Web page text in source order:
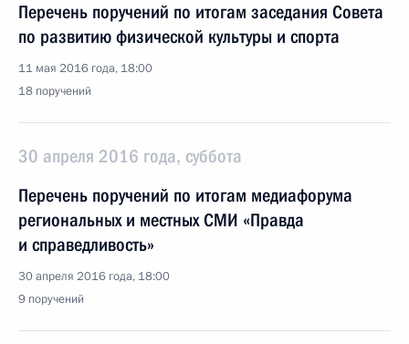
Перечень поручений по итогам заседания Совета
по развитию физической культуры и спорта
11 мая 2016 года, 18:00
18 поручений
30 апреля 2016 года, суббота
Перечень поручений по итогам медиафорума
региональных и местных СМИ «Правда
и справедливость»
30 апреля 2016 года, 18:00
9 поручений